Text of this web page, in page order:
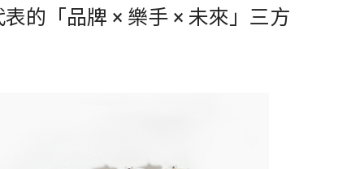
的「品牌 × 樂手 × 未來」三方